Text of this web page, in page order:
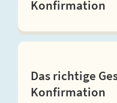
Konfirmation
Das richtige
Konfirmation